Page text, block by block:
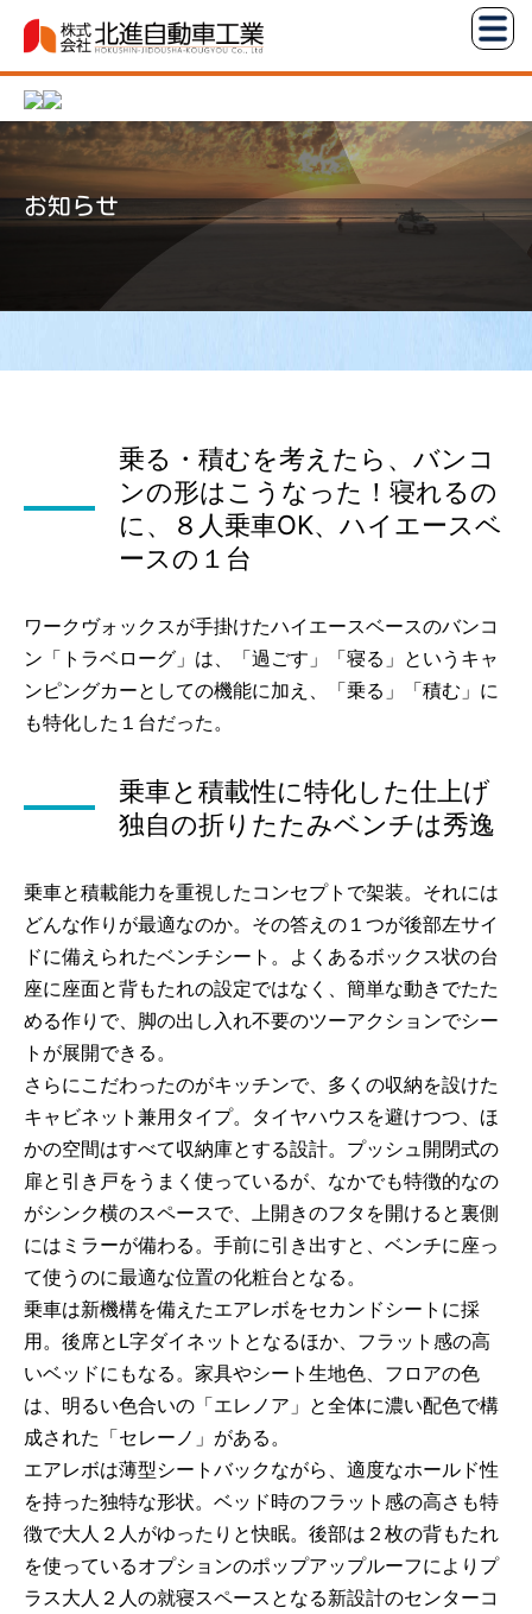
テ
ツ
へ
株
式
会
社
北
進
お知らせ
乗る・積むを考えたら、バンコ
ンの形はこうなった！寝れるの
に、８人乗車OK、ハイエースベ
ースの１台
ワークヴォックスが手掛けたハイエースベースのバンコ
ン「トラベローグ」は、「過ごす」「寝る」というキャ
ンピングカーとしての機能に加え、「乗る」「積む」に
も特化した１台だった。
乗車と積載性に特化した仕上げ
独自の折りたたみベンチは秀逸
乗車と積載能力を重視したコンセプトで架装。それには
どんな作りが最適なのか。その答えの１つが後部左サイ
ドに備えられたベンチシート。よくあるボックス状の台
座に座面と背もたれの設定ではなく、簡単な動きでたた
める作りで、脚の出し入れ不要のツーアクションでシー
トが展開できる。
さらにこだわったのがキッチンで、多くの収納を設けた
キャビネット兼用タイプ。タイヤハウスを避けつつ、ほ
かの空間はすべて収納庫とする設計。プッシュ開閉式の
扉と引き戸をうまく使っているが、なかでも特徴的なの
がシンク横のスペースで、上開きのフタを開けると裏側
にはミラーが備わる。手前に引き出すと、ベンチに座っ
て使うのに最適な位置の化粧台となる。
乗車は新機構を備えたエアレボをセカンドシートに採
用。後席とL字ダイネットとなるほか、フラット感の高
いベッドにもなる。家具やシート生地色、フロアの色
は、明るい色合いの「エレノア」と全体に濃い配色で構
成された「セレーノ」がある。
エアレボは薄型シートバックながら、適度なホールド性
を持った独特な形状。ベッド時のフラット感の高さも特
徴で大人２人がゆったりと快眠。後部は２枚の背もたれ
を使っているオプションのポップアップルーフによりプ
ラス大人２人の就寝スペースとなる新設計のセンターコ